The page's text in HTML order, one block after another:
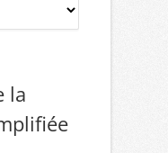
la